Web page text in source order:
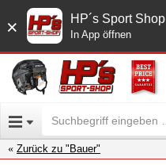
× HP´s Sport Shop
In App öffnen
Zurück zu "Bauer"